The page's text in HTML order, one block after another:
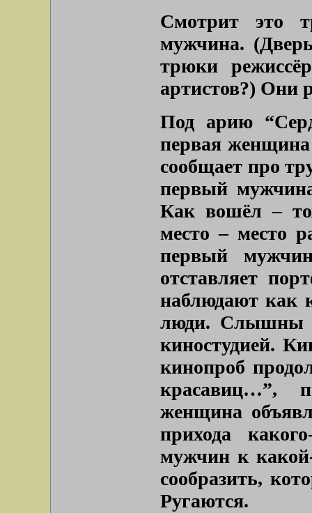
Смотрит это
мужчина.
трюки
артистов?) Они
Под арию
первая
сообщает про
первый
Как вошёл –
место – место
первый
отставляет
наблюдают как
люди. Слышны
киностудией.
кинопроб
красавиц…”,
женщина
прихода
мужчин к
сообразить,
Ругаются.